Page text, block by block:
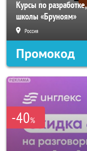
Курсы по
школы «Бруноям»
Россия
Промокод
-40%